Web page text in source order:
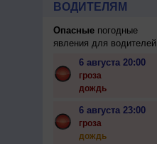
ВОДИТЕЛЯМ
Опасныепогодные
явления для водителей
6 августа 20:00
гроза
дождь
6 августа 23:00
гроза
дождь